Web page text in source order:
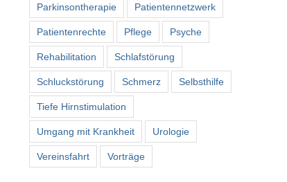
Parkinsontherapie Patientennetzwerk
Patientenrechte Pflege Psyche
Rehabilitation Schlafstörung
Schluckstörung Schmerz Selbsthilfe
Tiefe Hirnstimulation
Umgang mit Krankheit Urologie
Vereinsfahrt Vorträge